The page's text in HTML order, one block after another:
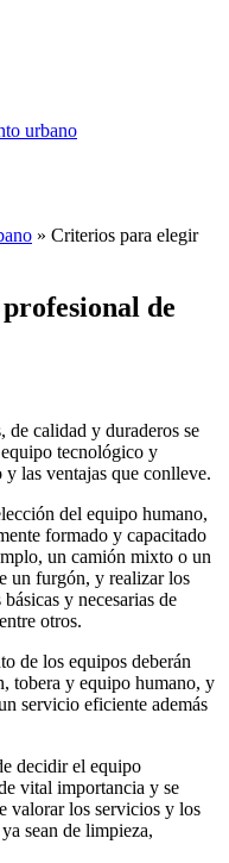
urbano
» Criterios para elegir
de
de calidad y duraderos se
tecnológico y
las ventajas que conlleve.
del equipo humano,
formado y capacitado
un camión mixto o un
un furgón, y realizar los
y necesarias de
otros.
de los equipos deberán
tobera y equipo humano, y
servicio eficiente además
decidir el equipo
vital importancia y se
valorar los servicios y los
sean de limpieza,